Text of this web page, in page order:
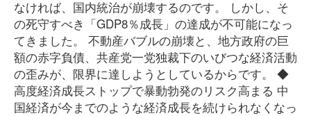
なければ、国内統治が崩壊するのです。 しかし、そ
の死守すべき「GDP8％成長」の達成が不可能になっ
てきました。 不動産バブルの崩壊と、地方政府の巨
額の赤字負債、共産党一党独裁下のいびつな経済活動
の歪みが、限界に達しようとしているからです。 ◆
高度経済成長ストップで暴動勃発のリスク高まる 中
国経済が今までのような経済成長を続けられなくなっ